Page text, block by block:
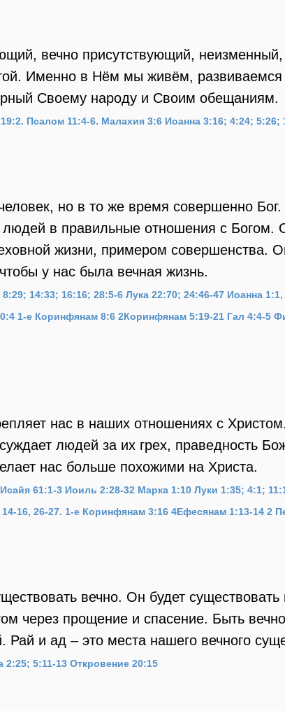
вечно присутствующий,
Именно в Нём мы живём,
Своему народу и Своим обещаниям.
Псалом 11:4-6. Малахия 3:6 Иоанна 3:16; 4:24; 5:26;
но в то же время совершенно
людей в правильные отношения с
жизни, примером совершенства.
у нас была вечная жизнь.
14:33; 16:16; 28:5-6 Лука 22:70; 24:46-47 Иоанна
1-е Коринфянам 8:6 2Коринфянам 5:19-21 Гал 4:4-5
нас в наших отношениях с
людей за их грех, праведность
нас больше похожими на Христа.
Исайя 61:1-3 Иоиль 2:28-32 Марка 1:10 Луки 1:35; 4:1;
16, 26-27. 1-е Коринфянам 3:16 4Ефесянам 1:13-14 2
вечно. Он будет
через прощение и спасение. Быть
Рай и ад – это места нашего вечного
2:25; 5:11-13 Откровение 20:15